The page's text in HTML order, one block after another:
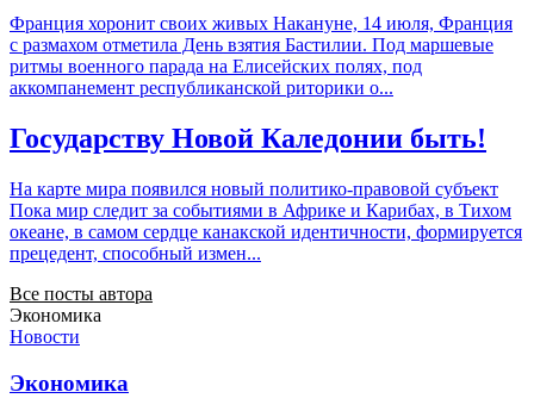
Франция хоронит своих живых Накануне, 14 июля, Франция
с размахом отметила День взятия Бастилии. Под маршевые
ритмы военного парада на Елисейских полях, под
аккомпанемент республиканской риторики о...
Государству Новой Каледонии быть!
На карте мира появился новый политико-правовой субъект
Пока мир следит за событиями в Африке и Карибах, в Тихом
океане, в самом сердце канакской идентичности, формируется
прецедент, способный измен...
Все посты автора
Экономика
Новости
Экономика